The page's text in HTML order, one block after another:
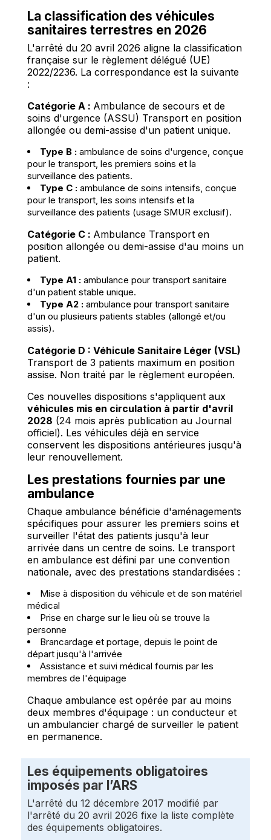
La classification des véhicules
sanitaires terrestres en 2026
L'arrêté du 20 avril 2026 aligne la classification
française sur le règlement délégué (UE)
2022/2236. La correspondance est la suivante
:
Catégorie A : Ambulance de secours et de
soins d'urgence (ASSU) Transport en position
allongée ou demi-assise d'un patient unique.
Type B : ambulance de soins d'urgence, conçue
pour le transport, les premiers soins et la
surveillance des patients.
Type C : ambulance de soins intensifs, conçue
pour le transport, les soins intensifs et la
surveillance des patients (usage SMUR exclusif).
Catégorie C : Ambulance Transport en
position allongée ou demi-assise d'au moins un
patient.
Type A1 : ambulance pour transport sanitaire
d'un patient stable unique.
Type A2 : ambulance pour transport sanitaire
d'un ou plusieurs patients stables (allongé et/ou
assis).
Catégorie D : Véhicule Sanitaire Léger (VSL)
Transport de 3 patients maximum en position
assise. Non traité par le règlement européen.
Ces nouvelles dispositions s'appliquent aux
véhicules mis en circulation à partir d'avril
2028 (24 mois après publication au Journal
officiel). Les véhicules déjà en service
conservent les dispositions antérieures jusqu'à
leur renouvellement.
Les prestations fournies par une
ambulance
Chaque ambulance bénéficie d'aménagements
spécifiques pour assurer les premiers soins et
surveiller l'état des patients jusqu'à leur
arrivée dans un centre de soins. Le transport
en ambulance est défini par une convention
nationale, avec des prestations standardisées :
Mise à disposition du véhicule et de son matériel
médical
Prise en charge sur le lieu où se trouve la
personne
Brancardage et portage, depuis le point de
départ jusqu'à l'arrivée
Assistance et suivi médical fournis par les
membres de l'équipage
Chaque ambulance est opérée par au moins
deux membres d'équipage : un conducteur et
un ambulancier chargé de surveiller le patient
en permanence.
Les équipements obligatoires
imposés par l’ARS
L'arrêté du 12 décembre 2017 modifié par
l'arrêté du 20 avril 2026 fixe la liste complète
des équipements obligatoires.